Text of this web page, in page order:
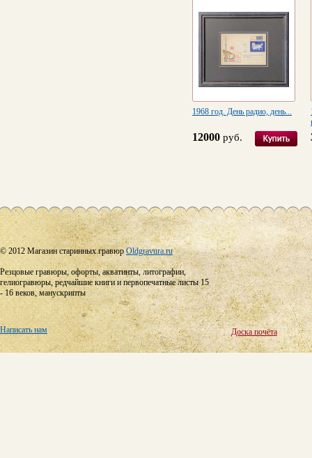
1968 год. День радио, день...
12000 руб.
© 2012 Магазин старинных гравюрOldgravura.ru
Резцовые гравюры, офорты, акватинты, литографии,
гелиогравюры, редчайшие книги и первопечатные листы 15
- 16 веков, манускрипты
Написать нам Доска почёта